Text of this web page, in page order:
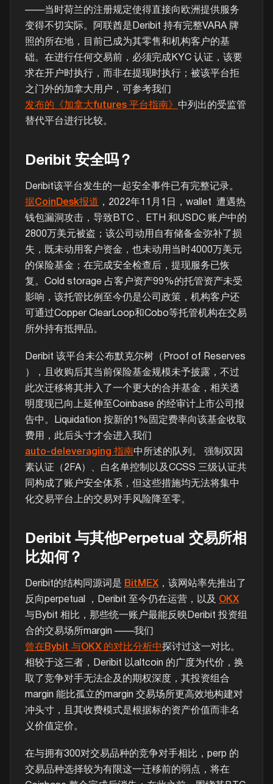
——当时荷兰的注册规定使得直接向欧洲提供服务
变得不切实际。阿联酋是Deribit 持有完整VARA 牌
照的所在地，目前已成为其零售和机构客户的基
础。在进行任何交易前，必须完成KYC 认证，该要
求在开户时执行，而非在提现时执行；被该平台拒
之门外的加拿大用户，可参考我们
发布的《加拿大futures 平台指南》 中列出的受监管
替代平台进行比较。
Deribit 安全吗？
Deribit该平台发生的一起安全事件已有完整记录。
据CoinDesk报道
，2022年11月1日，wallet
遭遇热
钱包漏洞攻击，导致BTC 、ETH 和USDC 账户中的
2800万美元被盗；该公司动用自有储备金弥补了损
失，既未动用客户资金，也未动用当时4000万美元
的保险基金；在完成安全检查后，提现服务已恢
复。Cold storage 占客户资产99%的托管资产未受
影响，该托管比例至今仍是公司政策，机构客户还
可通过Copper ClearLoop和Cobo等托管机构在交易
所外持有抵押品。
Deribit 该平台未公布默克尔树（Proof of Reserves
），且收购后其当前保险基金规模未予披露，不过
此次迁移将其并入了一个更大的合并基金，相关透
明度现已向上延伸至Coinbase 的经审计上市公司报
告中。Liquidation 按新的1%固定费率向该基金收取
费用，此后头寸才会进入我们
auto-deleveraging 指南中所述的队列。 强制双因
素认证（2FA）、白名单控制以及CCSS 三级认证共
同构成了账户安全体系，但这些措施均无法将集中
化交易平台上的交易对手风险降至零。
Deribit 与其他Perpetual 交易所相
比如何？
Deribit的结构同源词是 BitMEX，该网站率先推出了
反向perpetual ，Deribit 至今仍在运营，以及 OKX
与Bybit 相比，那些统一账户最能反映Deribit 投资组
合的交易场所margin ——我们
曾在Bybit 与OKX 的对比分析中探讨过这一对比。
相较于这三者，Deribit 以altcoin 的广度为代价，换
取了竞争对手无法企及的期权深度，其投资组合
margin 能比孤立的margin 交易场所更高效地构建对
冲头寸，且其收费模式是根据标的资产价值而非名
义价值定价。
在与拥有300对交易品种的竞争对手相比，perp 的
交易品种选择较为有限这一迁移前的弱点，将在